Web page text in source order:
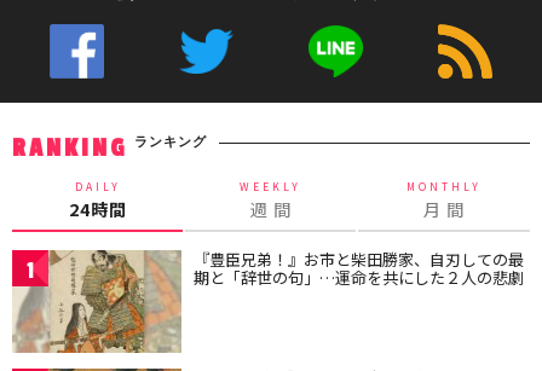
RANKING ランキング
DAILY
24時間
WEEKLY
週 間
MONTHLY
月 間
1 『豊臣兄弟！』お市と柴田勝家、自刃しての最
期と「辞世の句」…運命を共にした２人の悲劇